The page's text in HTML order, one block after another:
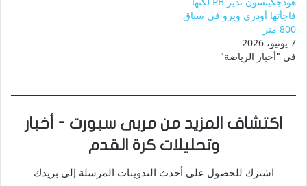
فاجأتها أودري ويرو في سباق
800 متر
7 يونيو، 2026
في "أخبار الرياضة"
اكتشاف المزيد من مربى سبورت - أخبار
وتحليلات كرة القدم
اشترك للحصول على أحدث التدوينات المرسلة إلى بريدك